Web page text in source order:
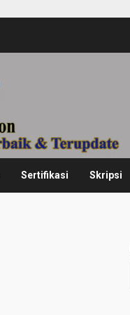
Sertifikasi Skripsi